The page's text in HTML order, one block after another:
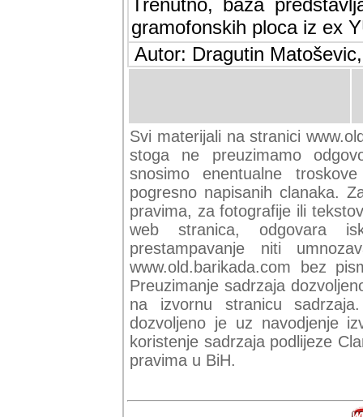
baza predstavlja
ploca iz ex YU.
Autor: Dragutin
Svi materijali na stranici
stoga ne preuzimamo
snosimo enentualne
pogresno napisanih clanaka.
pravima, za fotografije ili
web stranica, odgovara
prestampavanje niti
www.old.barikada.com bez
Preuzimanje sadrzaja
na izvornu stranicu
dozvoljeno je uz navodjenje
koristenje sadrzaja podlijeze
pravima u BiH.